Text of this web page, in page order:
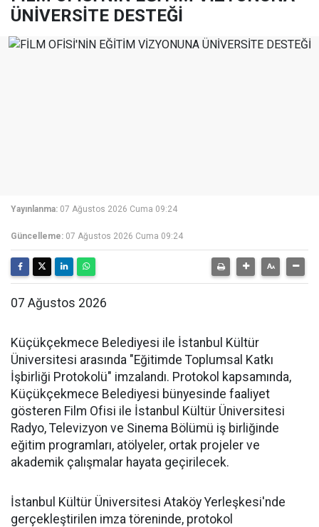
ÜNİVERSİTE DESTEĞİ
Yayınlanma: 07 Ağustos 2026 Cuma 09:24
Güncelleme: 07 Ağustos 2026 Cuma 09:24
07 Ağustos 2026
Küçükçekmece Belediyesi ile İstanbul Kültür
Üniversitesi arasında "Eğitimde Toplumsal Katkı
İşbirliği Protokolü" imzalandı. Protokol kapsamında,
Küçükçekmece Belediyesi bünyesinde faaliyet
gösteren Film Ofisi ile İstanbul Kültür Üniversitesi
Radyo, Televizyon ve Sinema Bölümü iş birliğinde
eğitim programları, atölyeler, ortak projeler ve
akademik çalışmalar hayata geçirilecek.
İstanbul Kültür Üniversitesi Ataköy Yerleşkesi'nde
gerçekleştirilen imza töreninde, protokol